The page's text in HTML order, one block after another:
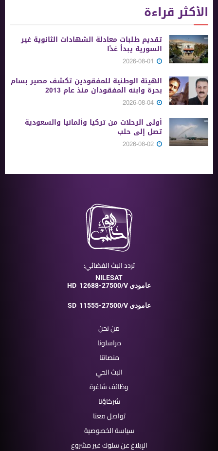
الأكثر قراءة
تقديم طلبات معادلة الشهادات الثانوية ‏غير
السورية يبدأ غدًا
الهيئة الوطنية للمفقودين تكشف مصير بسام
بحرة وابنه المفقودان منذ عام 2013
أولى الرحلات من ‏تركيا وألمانيا والسعودية
تصل إلى حلب
تردد البث الفضائي:
NILESAT
HD
12688-27500/V عامودي
SD 11555-27500/V عامودي
من نحن
مراسلونا
منصاتنا
البث الحي
وظائف شاغرة
شركاؤنا
تواصل معنا
سياسة الخصوصية
الإبلاغ عن سلوك غير مشروع